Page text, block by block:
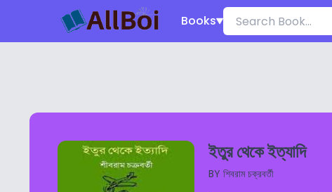
Books
ইতুর থেকে ইত্যাদি
BY শিবরাম চক্রবর্তী